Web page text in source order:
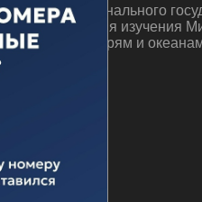
многонационального
во имя изучения
по морям и